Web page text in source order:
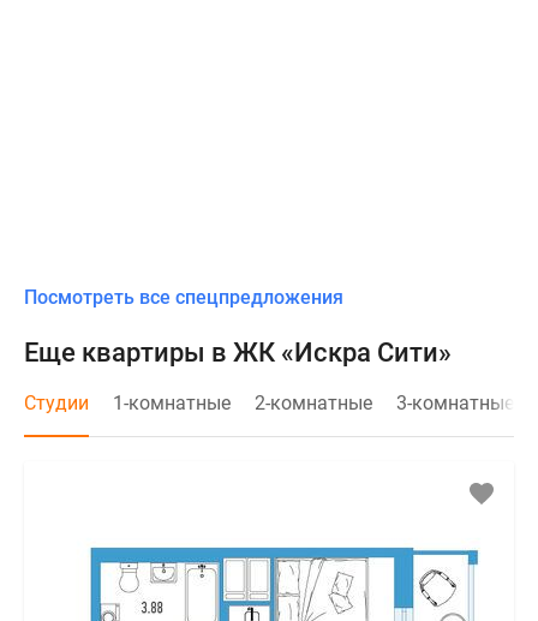
Посмотреть все спецпредложения
Еще квартиры в ЖК «Искра Сити»
Студии 1-комнатные 2-комнатные 3-комнатные